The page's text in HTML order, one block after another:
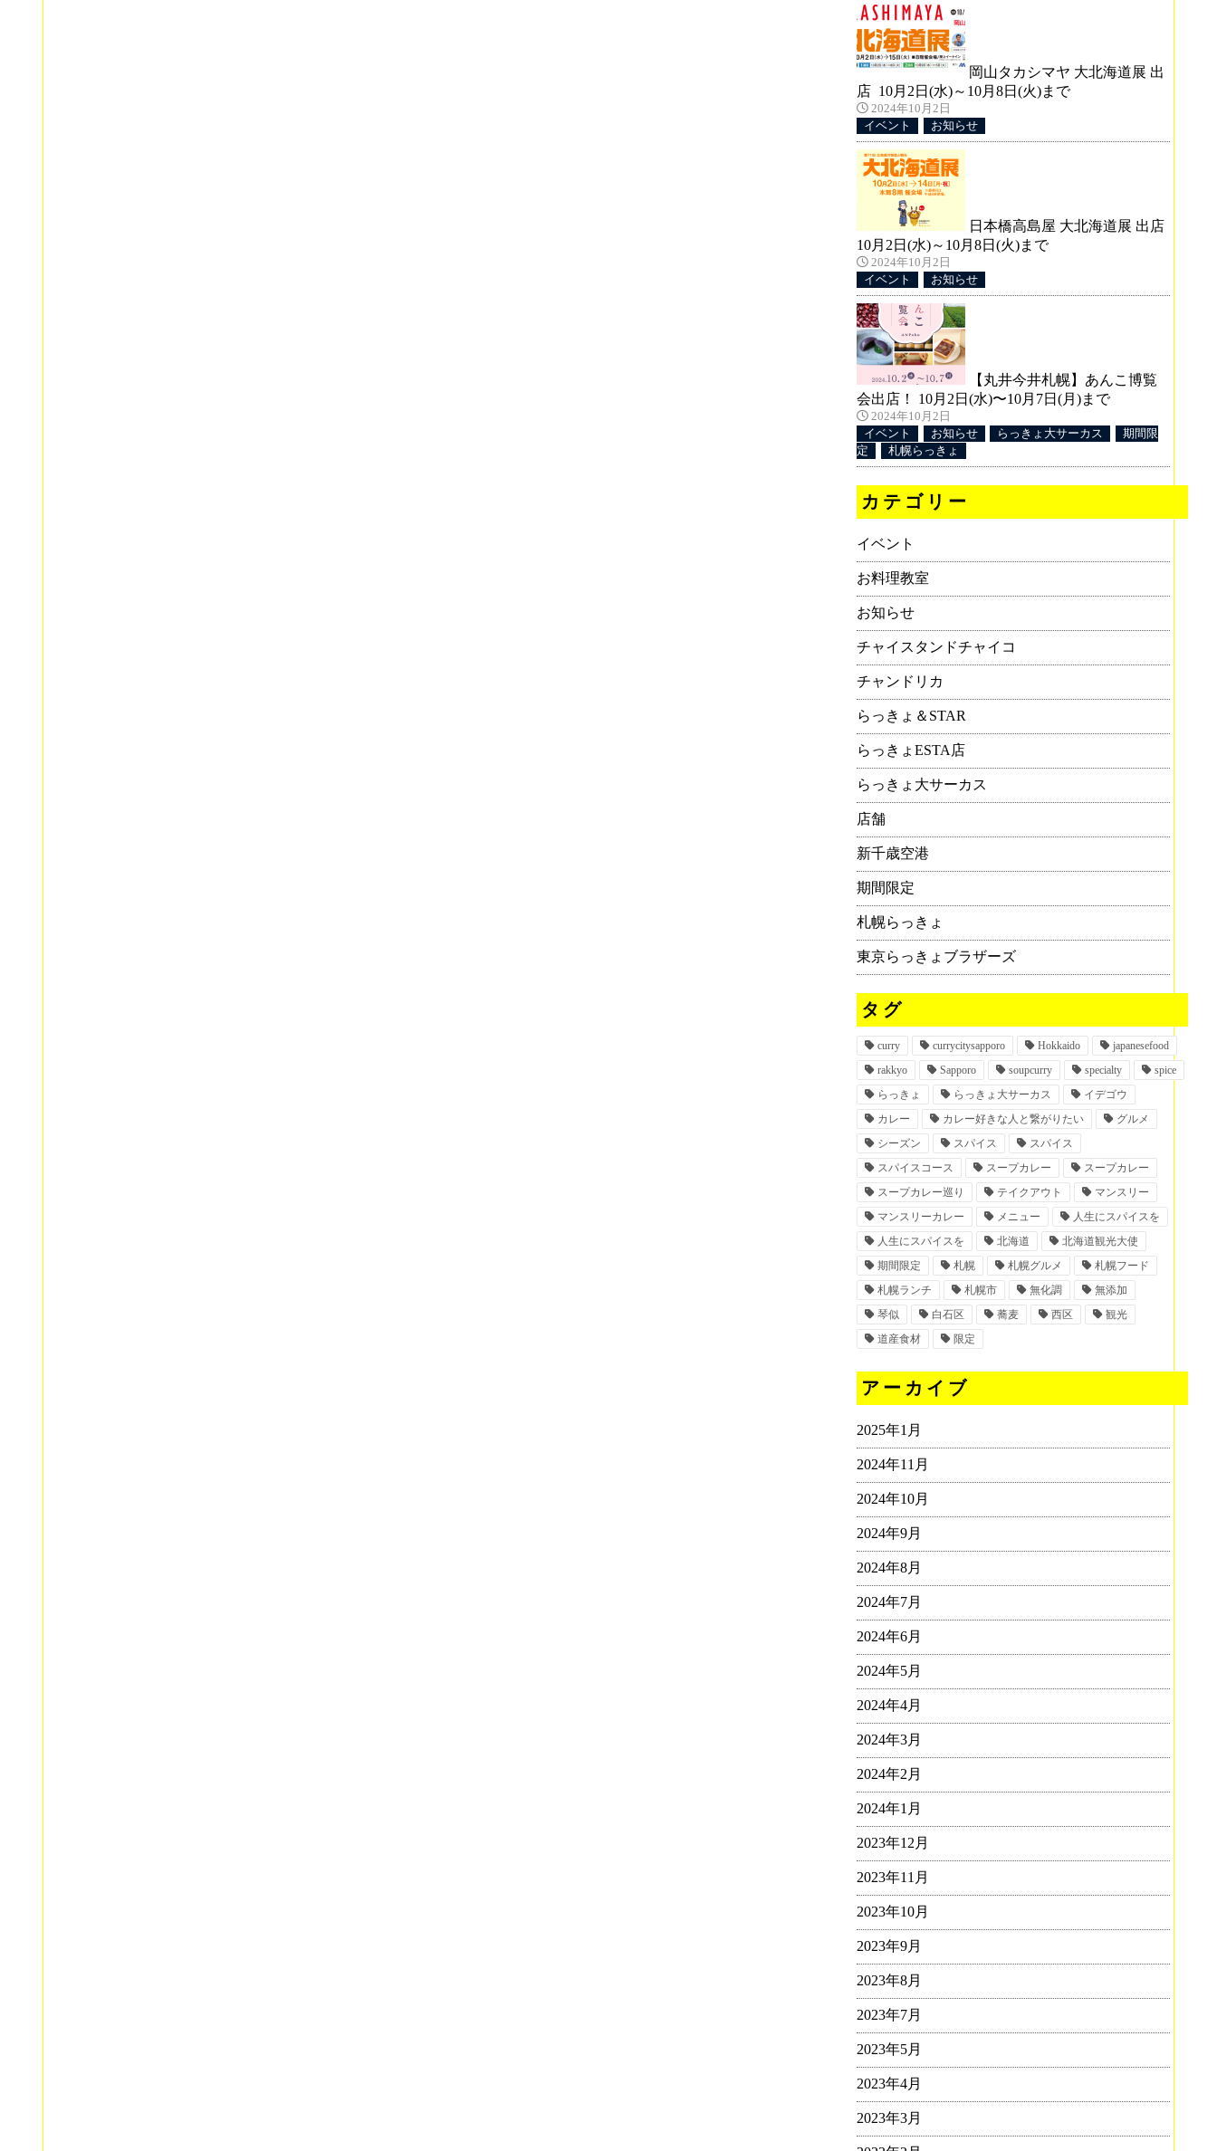
岡山タカシマヤ 大北海道展 出
店 10月2日(水)～10月8日(火)まで
2024年10月2日
イベント
お知らせ
日本橋高島屋 大北海道展 出店
10月2日(水)～10月8日(火)まで
2024年10月2日
イベント
お知らせ
【丸井今井札幌】あんこ博覧
会出店！ 10月2日(水)〜10月7日(月)まで
2024年10月2日
イベント
お知らせ らっきょ大サーカス
期間限
定
札幌らっきょ
カテゴリー
イベント
お料理教室
お知らせ
チャイスタンドチャイコ
チャンドリカ
らっきょ＆STAR
らっきょESTA店
らっきょ大サーカス
店舗
新千歳空港
期間限定
札幌らっきょ
東京らっきょブラザーズ
タグ
curry currycitysapporo Hokkaido
japanesefood
rakkyo
Sapporo soupcurry specialty
spice
らっきょ
らっきょ大サーカス
イデゴウ
カレー
カレー好きな人と繋がりたい
グルメ
シーズン
スパイス
スパイス
スパイスコース
スープカレー
スープカレー
スープカレー巡り
テイクアウト
マンスリー
マンスリーカレー
メニュー
人生にスパイスを
人生にスパイスを
北海道
北海道観光大使
期間限定
札幌 札幌グルメ
札幌フード
札幌ランチ
札幌市 無化調
無添加
琴似
白石区 蕎麦 西区
観光
道産食材
限定
アーカイブ
2025年1月
2024年11月
2024年10月
2024年9月
2024年8月
2024年7月
2024年6月
2024年5月
2024年4月
2024年3月
2024年2月
2024年1月
2023年12月
2023年11月
2023年10月
2023年9月
2023年8月
2023年7月
2023年5月
2023年4月
2023年3月